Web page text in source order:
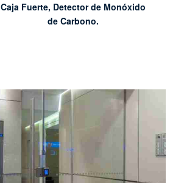
Caja Fuerte, Detector de Monóxido
de Carbono.